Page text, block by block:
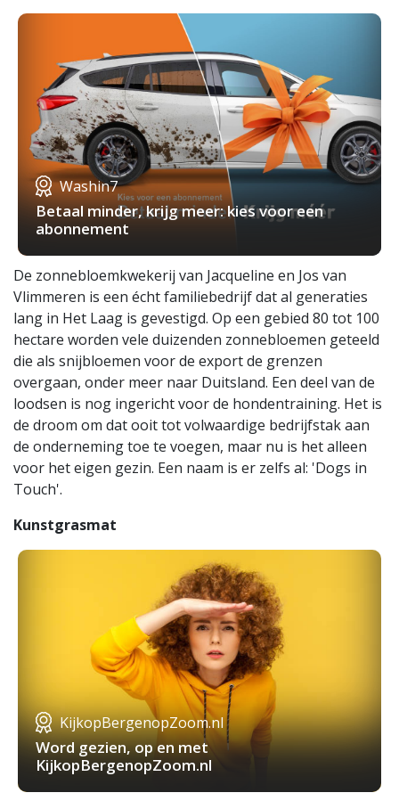
Washin7
Betaal minder, krijg meer: kies voor een
abonnement
De zonnebloemkwekerij van Jacqueline en Jos van
Vlimmeren is een écht familiebedrijf dat al generaties
lang in Het Laag is gevestigd. Op een gebied 80 tot 100
hectare worden vele duizenden zonnebloemen geteeld
die als snijbloemen voor de export de grenzen
overgaan, onder meer naar Duitsland. Een deel van de
loodsen is nog ingericht voor de hondentraining. Het is
de droom om dat ooit tot volwaardige bedrijfstak aan
de onderneming toe te voegen, maar nu is het alleen
voor het eigen gezin. Een naam is er zelfs al: 'Dogs in
Touch'.
Kunstgrasmat
KijkopBergenopZoom.nl
Word gezien, op en met
KijkopBergenopZoom.nl